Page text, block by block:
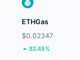
ETHGas
$0.02347
32.45%